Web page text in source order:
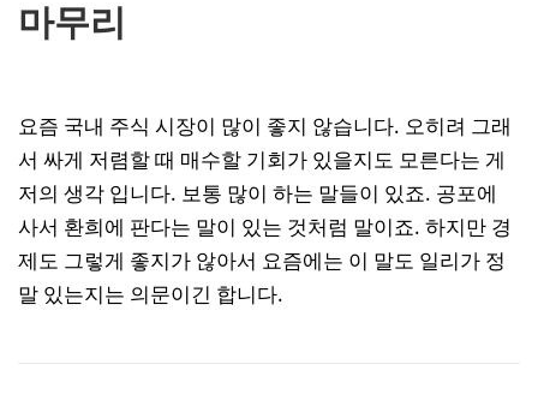
마무리
요즘 국내 주식 시장이 많이 좋지 않습니다. 오히려 그래
서 싸게 저렴할 때 매수할 기회가 있을지도 모른다는 게
저의 생각 입니다. 보통 많이 하는 말들이 있죠. 공포에
사서 환희에 판다는 말이 있는 것처럼 말이죠. 하지만 경
제도 그렇게 좋지가 않아서 요즘에는 이 말도 일리가 정
말 있는지는 의문이긴 합니다.